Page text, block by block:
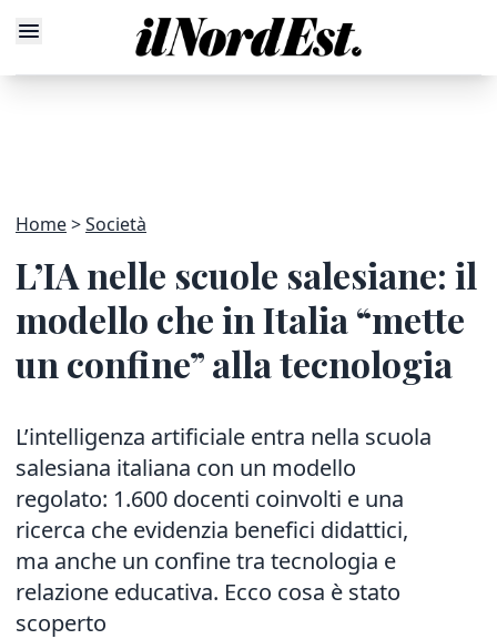
Home Società
L’IA nelle scuole salesiane: il
modello che in Italia “mette
un confine” alla tecnologia
L’intelligenza artificiale entra nella scuola
salesiana italiana con un modello
regolato: 1.600 docenti coinvolti e una
ricerca che evidenzia benefici didattici,
ma anche un confine tra tecnologia e
relazione educativa. Ecco cosa è stato
scoperto